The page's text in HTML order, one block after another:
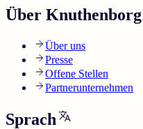
Über Knuthenborg
Über uns
Presse
Offene Stellen
Partnerunternehmen
Sprach